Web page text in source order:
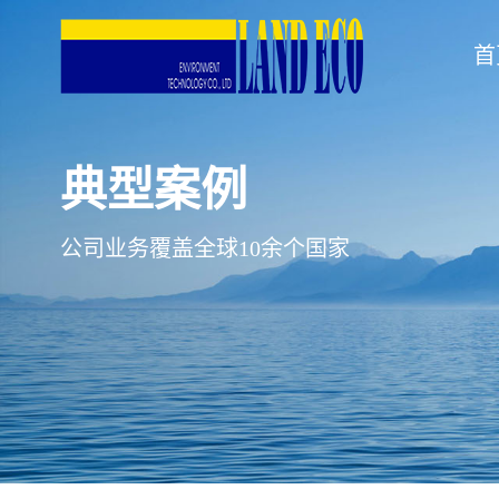
关于兰科
产品中心
典型案例
人力资源
典型案例
公司业务覆盖全球10余个国家